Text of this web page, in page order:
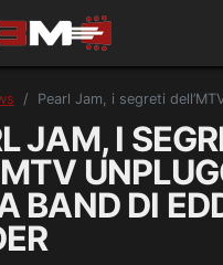
Pearl Jam, i segreti dell’MTV
JAM, I
BAND DI